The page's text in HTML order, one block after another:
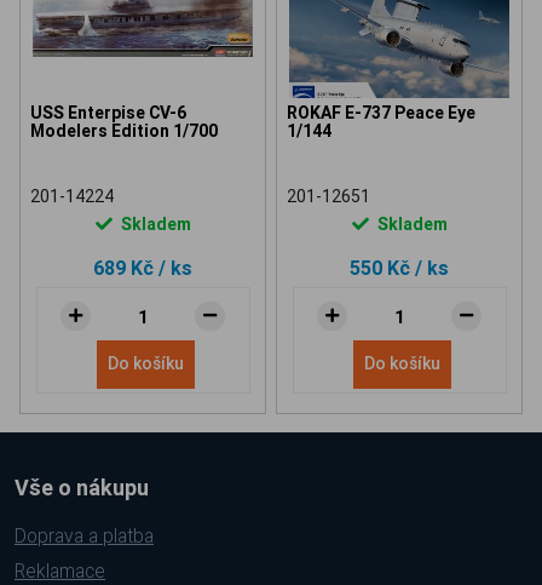
USS Enterpise CV-6
Modelers Edition 1/700
201-14224
Skladem
689 Kč / ks
Do košíku
ROKAF E-737 Peace Eye
1/144
201-12651
Skladem
550 Kč / ks
Do košíku
Vše o nákupu
Doprava a platba
Reklamace